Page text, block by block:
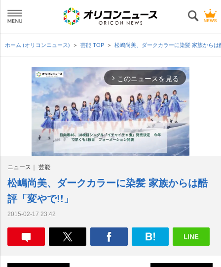
ホーム (オリコンニュース) 芸能 TOP 松嶋尚美、ダークカラーに染髪 家族から
arrow_forward_ios このニュースを見る
M
ニュース 芸能
松嶋尚美、ダークカラーに染髪 家族からは酷
評「変やで!!」
2015-02-17 23:42